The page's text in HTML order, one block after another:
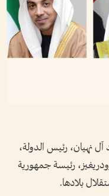
نهيان، رئيس الدولة،
رئيسة جمهورية
بلادها.